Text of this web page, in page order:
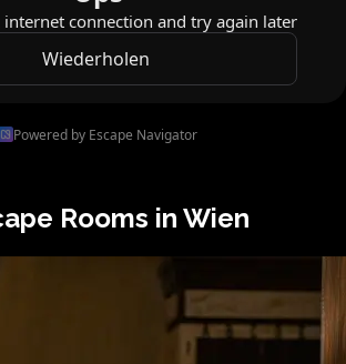
Powered by Escape Navigator
Rooms in Wien